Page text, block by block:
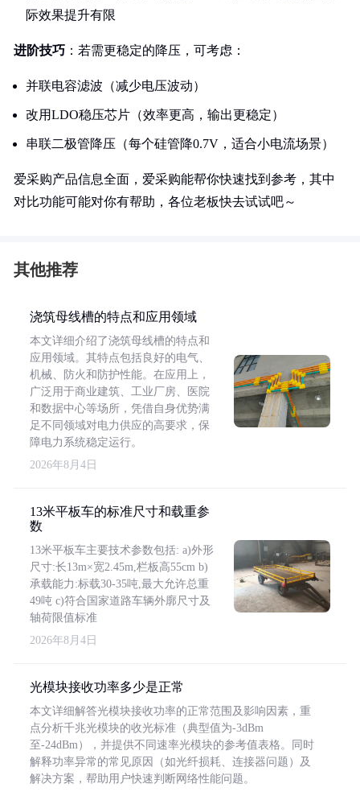
际效果提升有限
进阶技巧 ：若需更稳定的降压，可考虑：
并联电容滤波（减少电压波动）
改用LDO稳压芯片（效率更高，输出更稳定）
串联二极管降压（每个硅管降0.7V，适合小电流场景）
爱采购产品信息全面，爱采购能帮你快速找到参考，其中
对比功能可能对你有帮助，各位老板快去试试吧～
其他推荐
浇筑母线槽的特点和应用领域
本文详细介绍了浇筑母线槽的特点和
应用领域。其特点包括良好的电气、
机械、防火和防护性能。在应用上，
广泛用于商业建筑、工业厂房、医院
和数据中心等场所，凭借自身优势满
足不同领域对电力供应的高要求，保
障电力系统稳定运行。
2026年8月4日
13米平板车的标准尺寸和载重参
数
13米平板车主要技术参数包括: a)外形
尺寸:长13m×宽2.45m,栏板高55cm b)
承载能力:标载30-35吨,最大允许总重
49吨 c)符合国家道路车辆外廓尺寸及
轴荷限值标准
2026年8月4日
光模块接收功率多少是正常
本文详细解答光模块接收功率的正常范围及影响因素，重
点分析千兆光模块的收光标准（典型值为-3dBm
至-24dBm），并提供不同速率光模块的参考值表格。同时
解释功率异常的常见原因（如光纤损耗、连接器问题）及
解决方案，帮助用户快速判断网络性能问题。